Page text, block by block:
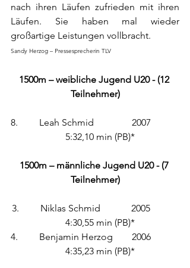
nach ihren Läufen zufrieden mit ihren
Läufen. Sie haben mal wieder
großartige Leistungen vollbracht.
Sandy Herzog – Pressesprecherin TLV
1500m – weibliche Jugend U20 - (12
Teilnehmer)
8.         Leah Schmid                2007
    5:32,10 min (PB)*
1500m – männliche Jugend U20 - (7
Teilnehmer)
3.         Niklas Schmid             2005
    4:30,55 min (PB)*
4.         Benjamin Herzog        2006
    4:35,23 min (PB)*